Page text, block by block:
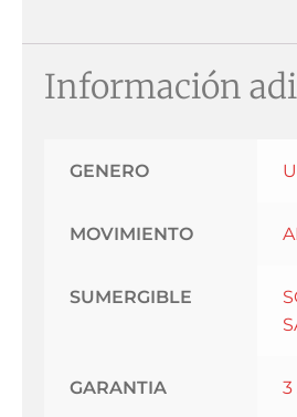
Información
GENERO
MOVIMIENTO
SUMERGIBLE
GARANTIA 3